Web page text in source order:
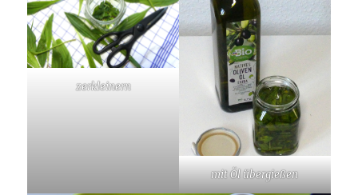
zerkleinern
mit Öl übergießen